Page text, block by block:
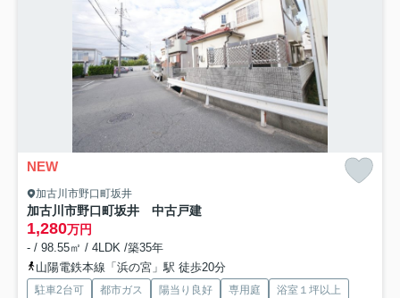
NEW
加古川市野口町坂井
加古川市野口町坂井 中古戸建
1,280万円
- / 98.55㎡ / 4LDK /築35年
山陽電鉄本線「浜の宮」駅 徒歩20分
駐車2台可 都市ガス 陽当り良好 専用庭
浴室１坪以上